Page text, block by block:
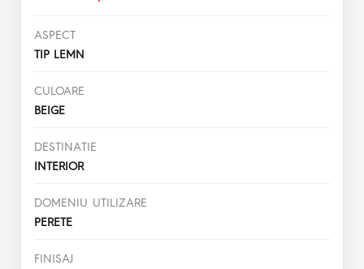
ASPECT
TIP LEMN
CULOARE
BEIGE
DESTINATIE
INTERIOR
DOMENIU UTILIZARE
PERETE
FINISAJ